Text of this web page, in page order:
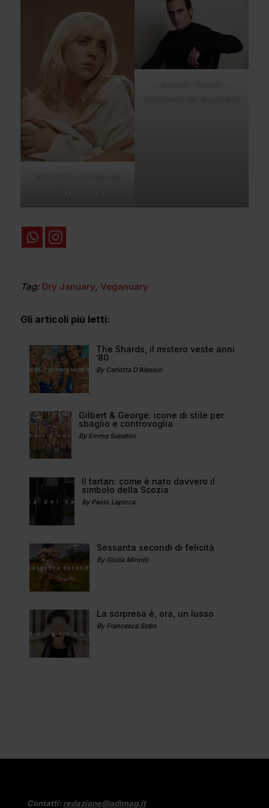
Billie Eilish
, testimonial
del Veganuary
Joaquin Phoenix
testimonial del
Veganuary
Tag: Dry January, Veganuary
Gli articoli più letti:
The Shards, il mistero veste anni
’80
By Carlotta D'Alessio
Gilbert & George: icone di stile per
sbaglio e controvoglia
By Emma Sabatini
Il tartan: come è nato davvero il
simbolo della Scozia
By Paolo Lapicca
Sessanta secondi di felicità
By Giulia Minniti
La sorpresa è, ora, un lusso
By Francesca Soba
Contatti:redazione@adlmag.it